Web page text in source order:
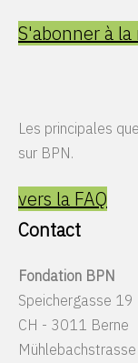
S'abonner à
Les principales
sur BPN.
vers la FAQ
Contact
Fondation BPN
Speichergasse 19
CH - 3011 Berne